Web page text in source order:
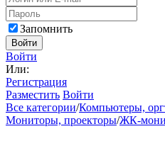
Запомнить
Войти
Войти
Или:
Регистрация
Разместить Войти
Все категории/Компьютеры,
Мониторы, проекторы/ЖК-